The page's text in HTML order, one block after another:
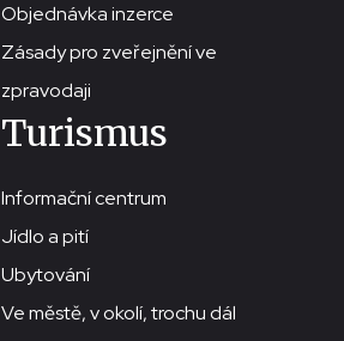
Objednávka inzerce
Zásady pro zveřejnění ve
zpravodaji
Turismus
Informační centrum
Jídlo a pití
Ubytování
Ve městě, v okolí, trochu dál